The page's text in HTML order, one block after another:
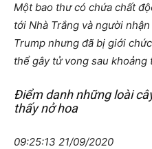
Một bao thư có chứa chất
tới Nhà Trắng và người
Trump nhưng đã bị giới
thể gây tử vong sau
Điểm danh những loài
thấy nở hoa
09:25:13 21/09/2020